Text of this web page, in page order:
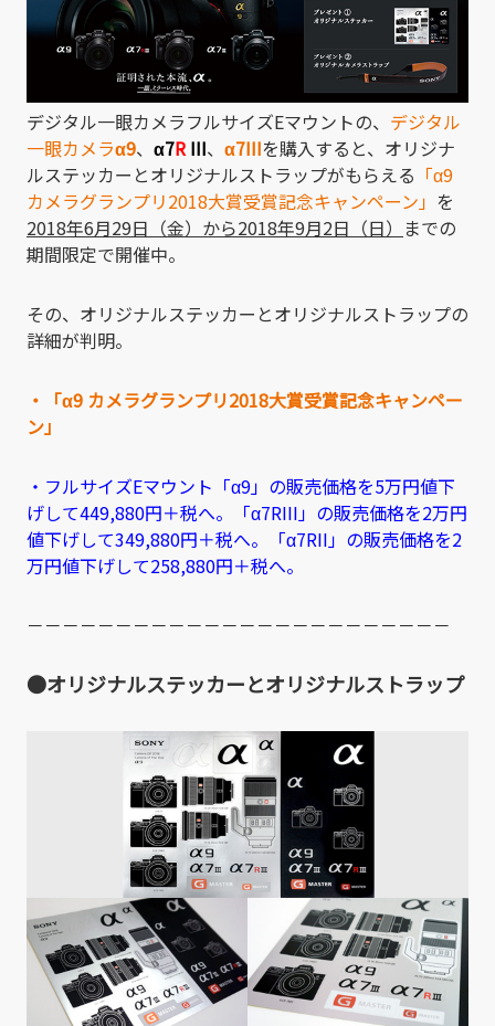
デジタル一眼カメラフルサイズEマウントの、 デジタル
一眼カメラα9、 α7RIII、 α7IIIを購入すると、オリジナ
ルステッカーとオリジナルストラップがもらえる 「α9
カメラグランプリ2018大賞受賞記念キャンペーン」 を
2018年6月29日（金）から2018年9月2日（日） までの
期間限定で開催中。
その、オリジナルステッカーとオリジナルストラップの
詳細が判明。
・「α9 カメラグランプリ2018大賞受賞記念キャンペー
ン」
・フルサイズEマウント「α9」の販売価格を5万円値下
げして449,880円＋税へ。「α7RIII」の販売価格を2万円
値下げして349,880円＋税へ。「α7RII」の販売価格を2
万円値下げして258,880円＋税へ。
－－－－－－－－－－－－－－－－－－－－－－－－
●オリジナルステッカーとオリジナルストラップ